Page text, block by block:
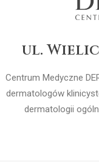
ul.
Centrum Medyczne
dermatologów
dermatologii